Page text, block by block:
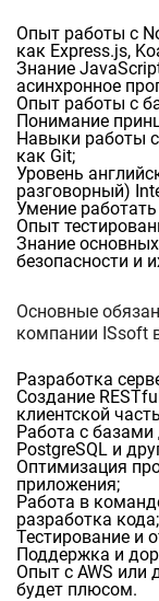
Опыт работы с
как Express.js,
Знание
асинхронное
Опыт работы с
Понимание
Навыки работы
как Git;
Уровень
разговорный)
Умение
Опыт
Знание
безопасности и
Основные
компании ISsoft
Разработка
Создание
клиентской
Работа с
PostgreSQL и
Оптимизация
приложения;
Работа в
разработка кода;
Тестирование и
Поддержка и
Опыт с AWS
будет плюсом.